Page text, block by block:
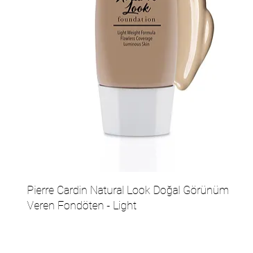
Pierre Cardin Natural Look Doğal Görünüm
Veren Fondöten - Light